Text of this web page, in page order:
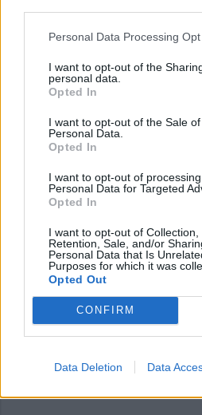
Personal Data Processing
I want to opt-out of the
personal data.
Opted In
I want to opt-out of the Sale
Personal Data.
Opted In
I want to opt-out of
Personal Data for Targeted
Opted In
I want to opt-out of Collection,
Retention, Sale, and/or
Personal Data that Is
Purposes for which it was
Opted Out
CONFIRM
Data Deletion Data
Weekend da
l’esodo
milioni di
Busto Garolfo
quasi 4.000
verde
Rho
In via
Data Center:
adotta il